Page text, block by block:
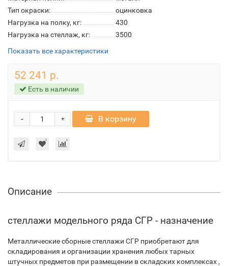
Тип окраски:
оцинковка
Нагрузка на полку, кг:
430
Нагрузка на стеллаж, кг:
3500
Показать все характеристики
52 241 р.
Есть в наличии
+
- В корзину
Описание
стеллажи модельного ряда СГР - назначение
Металлические сборные стеллажи СГР приобретают для
складирования и организации хранения любых тарных
штучных предметов при размещении в складских комплексах ,